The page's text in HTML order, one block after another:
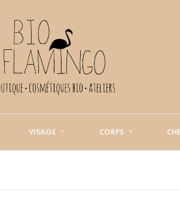
VISAGE CORPS